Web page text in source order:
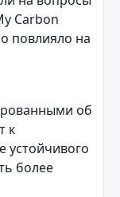
Carbon
повлияло на
об
к
устойчивого
более